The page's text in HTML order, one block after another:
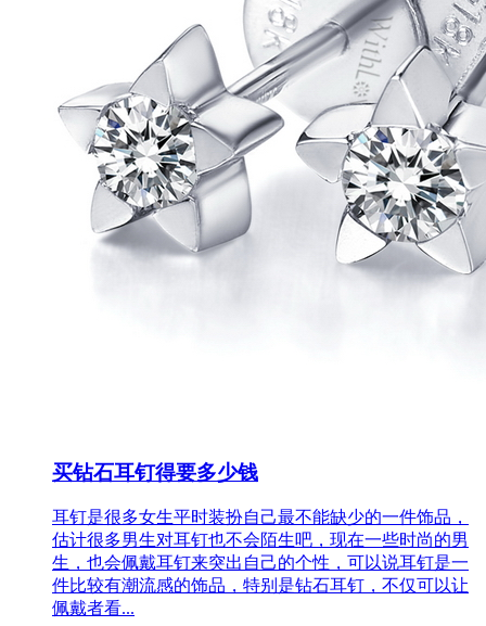
买钻石耳钉得要多少钱
耳钉是很多女生平时装扮自己最不能缺少的一件饰品，
估计很多男生对耳钉也不会陌生吧，现在一些时尚的男
生，也会佩戴耳钉来突出自己的个性，可以说耳钉是一
件比较有潮流感的饰品，特别是钻石耳钉，不仅可以让
佩戴者看...